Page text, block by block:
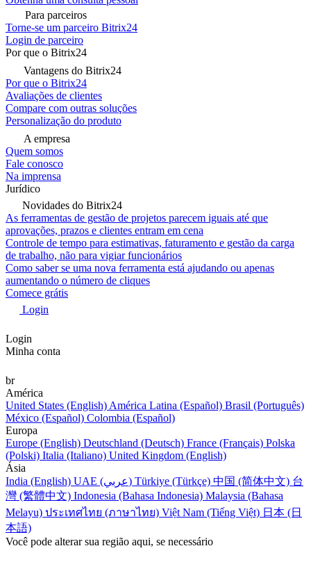
Para parceiros
Torne-se um parceiro Bitrix24
Login de parceiro
Por que o Bitrix24
Vantagens do Bitrix24
Por que o Bitrix24
Avaliações de clientes
Compare com outras soluções
Personalização do produto
A empresa
Quem somos
Fale conosco
Na imprensa
Jurídico
Novidades do Bitrix24
As ferramentas de gestão de projetos parecem iguais até que
aprovações, prazos e clientes entram em cena
Controle de tempo para estimativas, faturamento e gestão da carga
de trabalho, não para vigiar funcionários
Como saber se uma nova ferramenta está ajudando ou apenas
aumentando o número de cliques
Comece grátis
Login
Login
Minha conta
br
América
United States (English) América Latina (Español) Brasil (Português)
México (Español) Colombia (Español)
Europa
Europe (English) Deutschland (Deutsch) France (Français) Polska
(Polski) Italia (Italiano) United Kingdom (English)
Ásia
India (English)
UAE (عربي) Türkiye (Türkçe) 中国 (简体中文) 台
灣 (繁體中文) Indonesia (Bahasa Indonesia) Malaysia (Bahasa
Melayu) ประเทศไทย (ภาษาไทย) Việt Nam (Tiếng Việt) 日本 (日
本語)
Você pode alterar sua região aqui, se necessário